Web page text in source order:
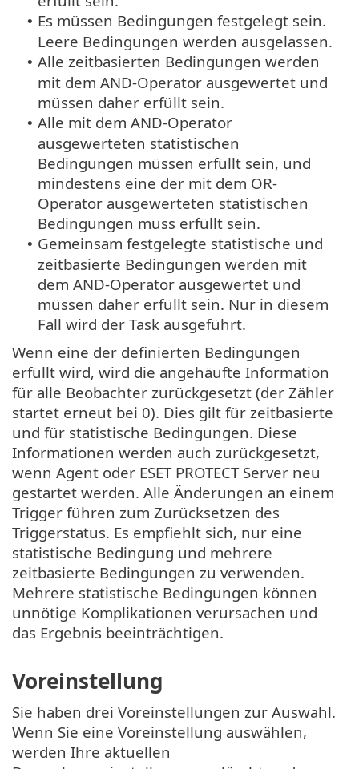
• Es müssen Bedingungen festgelegt sein.
Leere Bedingungen werden ausgelassen.
• Alle zeitbasierten Bedingungen werden
mit dem AND-Operator ausgewertet und
müssen daher erfüllt sein.
• Alle mit dem AND-Operator
ausgewerteten statistischen
Bedingungen müssen erfüllt sein, und
mindestens eine der mit dem OR-
Operator ausgewerteten statistischen
Bedingungen muss erfüllt sein.
• Gemeinsam festgelegte statistische und
zeitbasierte Bedingungen werden mit
dem AND-Operator ausgewertet und
müssen daher erfüllt sein. Nur in diesem
Fall wird der Task ausgeführt.
Wenn eine der definierten Bedingungen
erfüllt wird, wird die angehäufte Information
für alle Beobachter zurückgesetzt (der Zähler
startet erneut bei 0). Dies gilt für zeitbasierte
und für statistische Bedingungen. Diese
Informationen werden auch zurückgesetzt,
wenn Agent oder ESET PROTECT Server neu
gestartet werden. Alle Änderungen an einem
Trigger führen zum Zurücksetzen des
Triggerstatus. Es empfiehlt sich, nur eine
statistische Bedingung und mehrere
zeitbasierte Bedingungen zu verwenden.
Mehrere statistische Bedingungen können
unnötige Komplikationen verursachen und
das Ergebnis beeinträchtigen.
Voreinstellung
Sie haben drei Voreinstellungen zur Auswahl.
Wenn Sie eine Voreinstellung auswählen,
werden Ihre aktuellen